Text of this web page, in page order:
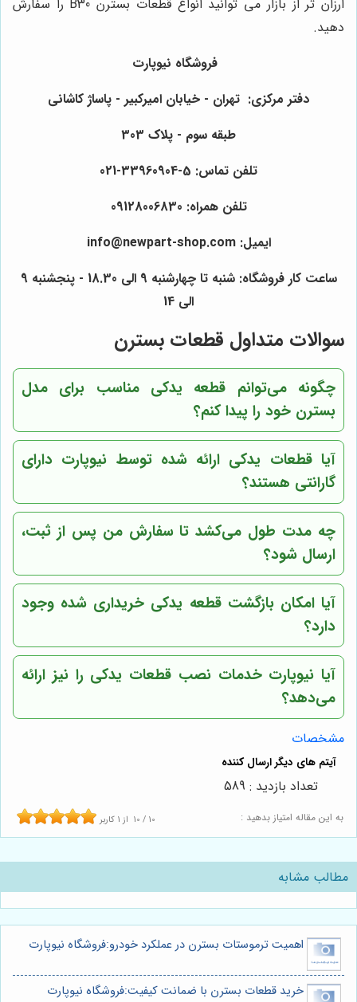
ارزان تر از بازار می توانید انواع قطعات بسترن B30 را سفارش
دهید.
فروشگاه نیوپارت
دفتر مرکزی: تهران - خیابان امیرکبیر - پاساژ کاشانی
طبقه سوم - پلاک 303
تلفن تماس: 5-33960904-021
تلفن همراه: 09128006830
ایمیل: info@newpart-shop.com
ساعت کار فروشگاه: شنبه تا چهارشنبه 9 الی 18.30 - پنجشنبه 9
الی 14
سوالات متداول قطعات بسترن
چگونه می‌توانم قطعه یدکی مناسب برای مدل
بسترن خود را پیدا کنم؟
آیا قطعات یدکی ارائه شده توسط نیوپارت دارای
گارانتی هستند؟
چه مدت طول می‌کشد تا سفارش من پس از ثبت،
ارسال شود؟
آیا امکان بازگشت قطعه یدکی خریداری شده وجود
دارد؟
آیا نیوپارت خدمات نصب قطعات یدکی را نیز ارائه
می‌دهد؟
مشخصات
به این مقاله امتیاز بدهید : 10 / 10 از 1 کاربر
تعداد بازدید : 589
مطالب مشابه
اهمیت ترموستات بسترن در عملکرد خودرو:فروشگاه نیوپارت
خرید قطعات بسترن با ضمانت کیفیت:فروشگاه نیوپارت